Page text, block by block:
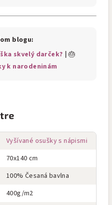
blogu:
skvelý darček? | 🎂
k narodeninám
Vyšívané osušky s nápismi
70x140 cm
100% Česaná bavlna
400g/m2